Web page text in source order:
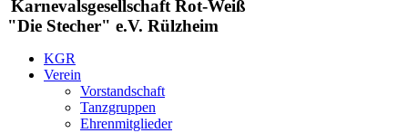
Karnevalsgesellschaft Rot-Weiß
"Die Stecher" e.V. Rülzheim
KGR
Verein
Vorstandschaft
Tanzgruppen
Ehrenmitglieder